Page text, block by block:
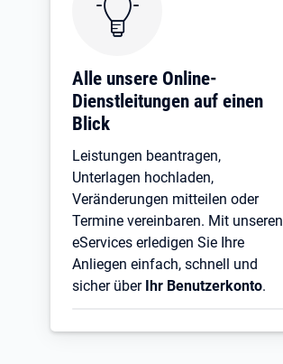
Öffnet in neuem Tab
Alle unsere Online-
Dienstleitungen auf einen
Blick
Leistungen beantragen,
Unterlagen hochladen,
Veränderungen mitteilen oder
Termine vereinbaren. Mit unseren
eServices erledigen Sie Ihre
Anliegen einfach, schnell und
sicher überIhr Benutzerkonto.